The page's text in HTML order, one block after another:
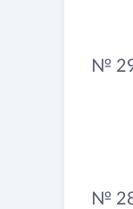
№
№